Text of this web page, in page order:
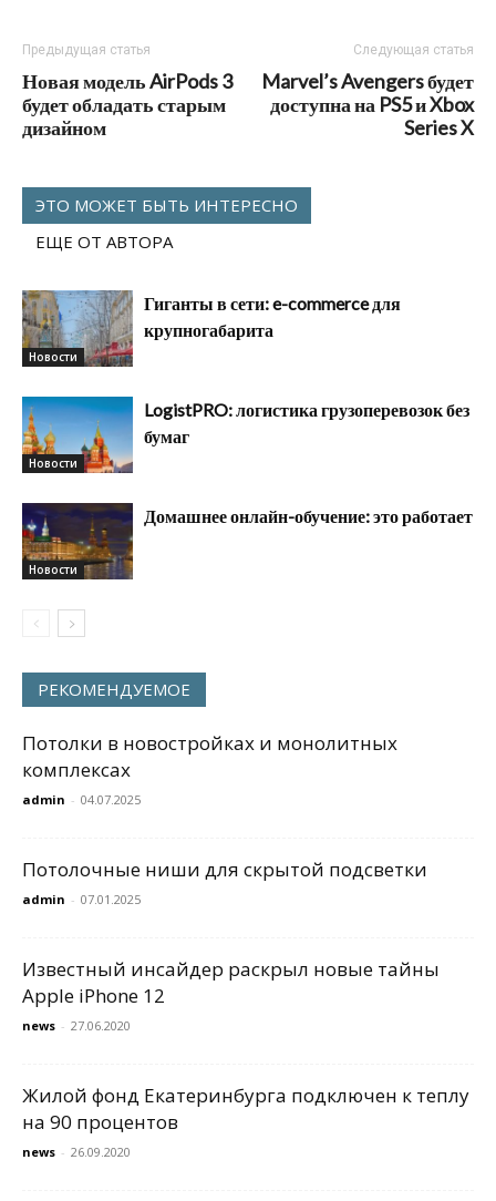
Предыдущая статья
Новая модель AirPods 3
будет обладать старым
дизайном
Следующая статья
Marvel’s Avengers будет
доступна на PS5 и Xbox
Series X
ЭТО МОЖЕТ БЫТЬ ИНТЕРЕСНО
ЕЩЕ ОТ АВТОРА
Новости
Гиганты в сети: e-commerce для
крупногабарита
Новости
LogistPRO: логистика грузоперевозок без
бумаг
Новости
Домашнее онлайн-обучение: это работает
РЕКОМЕНДУЕМОЕ
Потолки в новостройках и монолитных
комплексах
admin - 04.07.2025
Потолочные ниши для скрытой подсветки
admin - 07.01.2025
Известный инсайдер раскрыл новые тайны
Apple iPhone 12
news - 27.06.2020
Жилой фонд Екатеринбурга подключен к теплу
на 90 процентов
news - 26.09.2020